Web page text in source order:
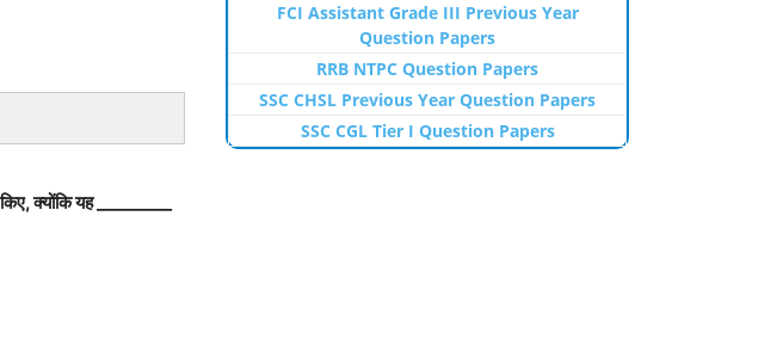
क्योंकि यह _________
FCI Assistant Grade III Previous Year
Question Papers
RRB NTPC Question Papers
SSC CHSL Previous Year Question Papers
SSC CGL Tier I Question Papers